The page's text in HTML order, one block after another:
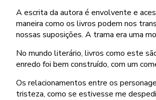
A escrita da autora é envolvente e
maneira como os livros podem nos
nossas suposições. A trama era uma
No mundo literário, livros como este
enredo foi bem construído, com um
Os relacionamentos entre os
tristeza, como se estivesse me